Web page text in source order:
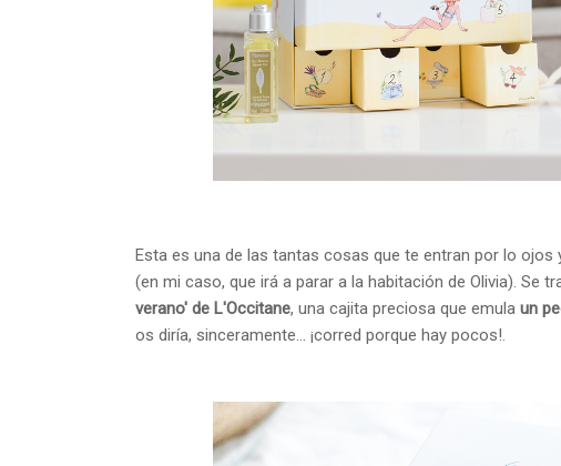
Esta es una de las tantas cosas que te entran por lo
(en mi caso, que irá a parar a la habitación de Olivia). Se
verano' de L'Occitane, una cajita preciosa que emula un
os diría, sinceramente... ¡corred porque hay pocos!.